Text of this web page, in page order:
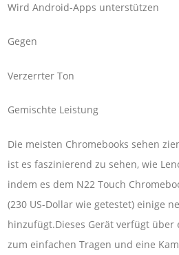
Wird Android-Apps unterstützen
Gegen
Verzerrter Ton
Gemischte Leistung
Die meisten Chromebooks sehen
ist es faszinierend zu sehen, wie
indem es dem N22 Touch
(230 US-Dollar wie getestet) einige
hinzufügt.Dieses Gerät verfügt
zum einfachen Tragen und eine